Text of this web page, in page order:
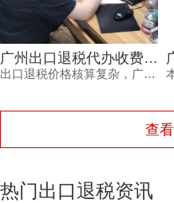
广州出口退税代办收费，为何从几千到上万不等？一文读懂
出口退税价格核算复杂，广州出口退税代办收费从几千到上万不等，究竟差在哪里？本文梳理影响收费的核心因素与价格核算风险，并解读鸿裕财税的透明报价策略。
查
热门出口退税资讯